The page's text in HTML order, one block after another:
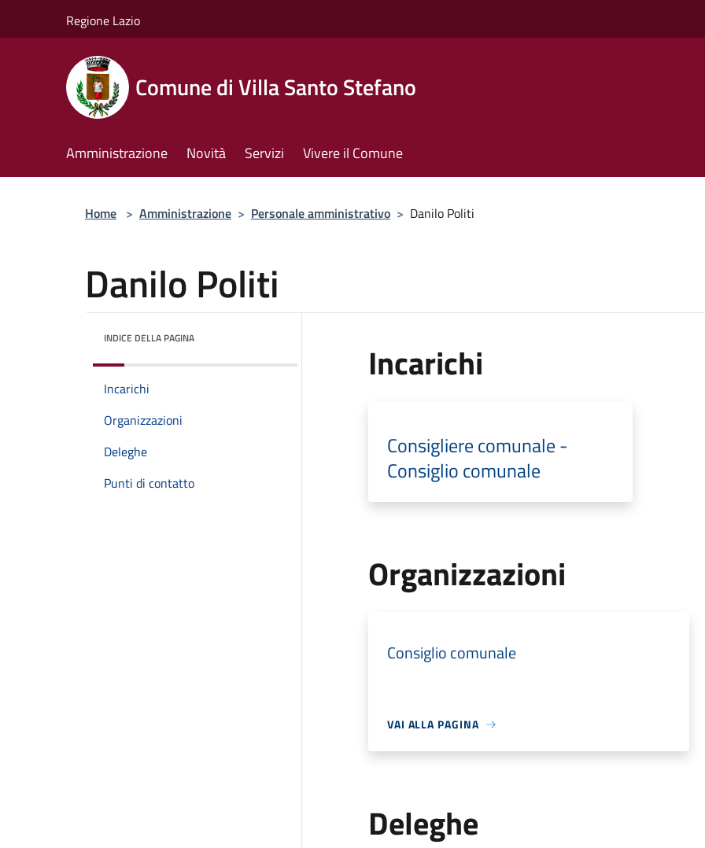
Regione Lazio
Comune di Villa Santo Stefano
Amministrazione Novità Servizi Vivere il Comune
Home > Amministrazione > Personale amministrativo > Danilo Politi
Danilo Politi
INDICE DELLA PAGINA
Incarichi
Organizzazioni
Deleghe
Punti di contatto
Incarichi
Consigliere comunale -
Consiglio comunale
Organizzazioni
Consiglio comunale
VAI ALLA PAGINA
Deleghe